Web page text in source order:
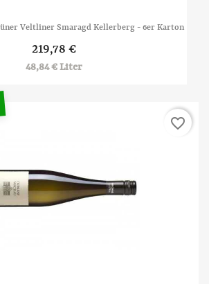
Veltliner Smaragd Kellerberg - 6er Karton
219,78 €
48,84 € Liter
favorite_border